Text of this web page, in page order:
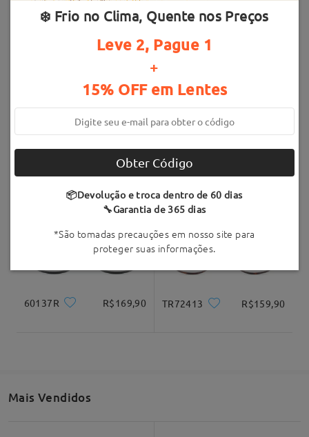
Armações Semelhantes
R$189,90 TR30992
60137R R$169,90 TR72413 R$159,90
Mais Vendidos
❄️ Frio no Clima, Quente nos Preços
Leve 2, Pague 1
+
15% OFF em Lentes
Obter Código
📦Devolução e troca dentro de 60 dias
🔧Garantia de 365 dias
*São tomadas precauções em nosso site para
proteger suas informações.